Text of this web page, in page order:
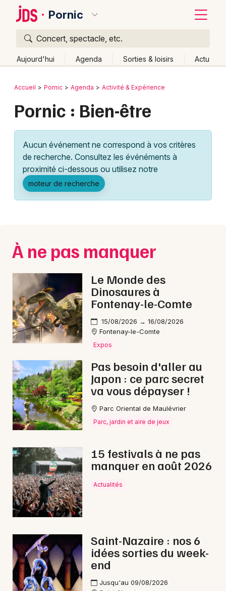
Pornic
Concert, spectacle, etc.
Aujourd'hui Agenda Sorties & loisirs Actu
Publier un événement
Grands événements
Activité & Expérience
Manifestations
Spectacles
Concerts
Sports
Soirées
Sorties famille
Expos
Sorties & loisirs
Bien-être en Loire-Atlantique
Newsletter des sorties
Actus à Pornic
Magazine à Pornic
Bordeaux
Lille
Lyon
Marseille
Nantes
Nice
Paris
Strasbourg
Toulouse
Retour
Accueil Pornic Agenda Activité & Expérience
Pornic : Bien-être
Aucun événement ne correspond à vos critères
de recherche. Consultez les événéments à
proximité ci-dessous ou utilisez notre
moteur de recherche
À ne pas manquer
Le Monde des
Dinosaures à
Fontenay-le-Comte
15/08/2026 → 16/08/2026
Fontenay-le-Comte
Expos
Pas besoin d'aller au
Japon : ce parc secret
va vous dépayser !
Parc Oriental de Maulévrier
Parc, jardin et aire de jeux
15 festivals à ne pas
manquer en août 2026
Actualités
Saint-Nazaire : nos 6
idées sorties du week-
end
Jusqu'au 09/08/2026
Quoi ?
Où ?
Pays de la Loire
Partout Près de moi
Quand ?
Ce week-end